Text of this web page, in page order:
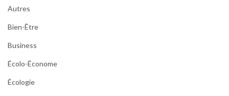
Autres
Bien-Être
Business
Écolo-Économe
Écologie